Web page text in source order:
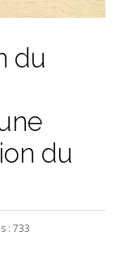
du
du
: 733